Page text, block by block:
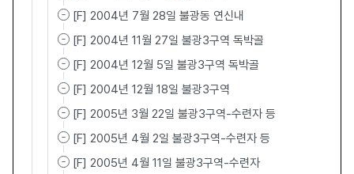
[F] 2004년 7월 28일 불광동 연신내
[F] 2004년 11월 27일 불광3구역 독박골
[F] 2004년 12월 5일 불광3구역 독박골
[F] 2004년 12월 18일 불광3구역
[F] 2005년 3월 22일 불광3구역-수련자 등
[F] 2005년 4월 2일 불광3구역-수련자 등
[F] 2005년 4월 11일 불광3구역-수련자